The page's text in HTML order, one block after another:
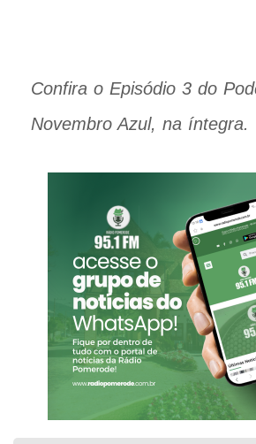
Confira o Episódio 3 do
Novembro Azul, na íntegra.